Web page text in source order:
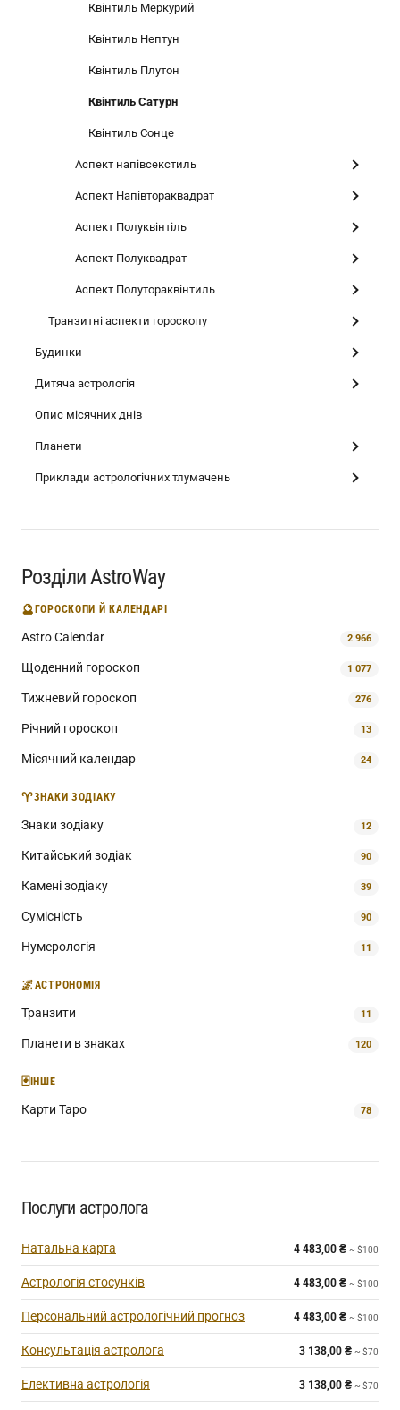
Квінтиль Меркурий
Квінтиль Нептун
Квінтиль Плутон
Квінтиль Сатурн
Квінтиль Сонце
Аспект напівсекстиль
Аспект Напівтораквадрат
Аспект Полуквінтіль
Аспект Полуквадрат
Аспект Полутораквінтиль
Транзитні аспекти гороскопу
Будинки
Дитяча астрологія
Опис місячних днів
Планети
Приклади астрологічних тлумачень
Розділи AstroWay
🔮ГОРОСКОПИ Й КАЛЕНДАРІ
Astro Calendar 2 966
Щоденний гороскоп 1 077
Тижневий гороскоп 276
Річний гороскоп 13
Місячний календар 24
♈ЗНАКИ ЗОДІАКУ
Знаки зодіаку 12
Китайський зодіак 90
Камені зодіаку 39
Сумісність 90
Нумерологія 11
🌌АСТРОНОМІЯ
Транзити 11
Планети в знаках 120
🃏ІНШЕ
Карти Таро 78
Послуги астролога
Натальна карта 4 483,00 ₴ ~ $100
Астрологія стосунків 4 483,00 ₴ ~ $100
Персональний астрологічний прогноз 4 483,00 ₴ ~ $100
Консультація астролога 3 138,00 ₴ ~ $70
Елективна астрологія 3 138,00 ₴ ~ $70